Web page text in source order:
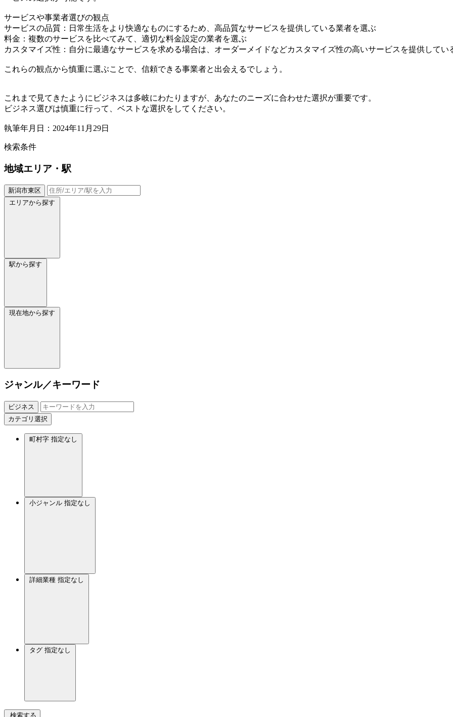
サービスや事業者選びの観点
サービスの品質：日常生活をより快適なものにするため、高品質なサービスを提供している業者を選ぶ
料金：複数のサービスを比べてみて、適切な料金設定の業者を選ぶ
カスタマイズ性：自分に最適なサービスを求める場合は、オーダーメイドなどカスタマイズ性の高いサービスを提供してい
これらの観点から慎重に選ぶことで、信頼できる事業者と出会えるでしょう。
これまで見てきたようにビジネスは多岐にわたりますが、あなたのニーズに合わせた選択が重要です。
ビジネス選びは慎重に行って、ベストな選択をしてください。
執筆年月日：2024年11月29日
検索条件
地域エリア・駅
新潟市東区
エリアから探す
駅から探す
現在地から探す
ジャンル／キーワード
ビジネス
カテゴリ選択
町村字 指定なし
小ジャンル 指定なし
詳細業種 指定なし
タグ 指定なし
検索する